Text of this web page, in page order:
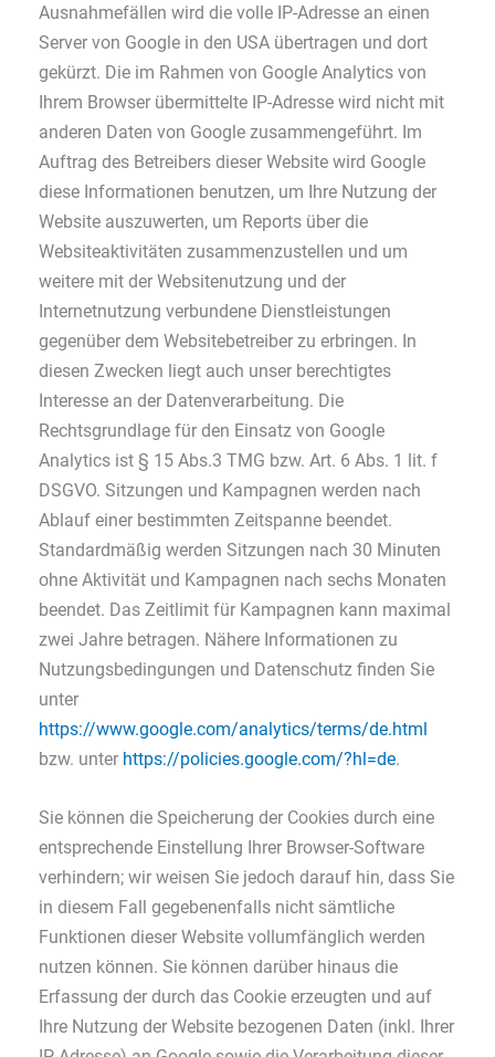
Ausnahmefällen wird die volle IP-Adresse an einen
Server von Google in den USA übertragen und dort
gekürzt. Die im Rahmen von Google Analytics von
Ihrem Browser übermittelte IP-Adresse wird nicht mit
anderen Daten von Google zusammengeführt. Im
Auftrag des Betreibers dieser Website wird Google
diese Informationen benutzen, um Ihre Nutzung der
Website auszuwerten, um Reports über die
Websiteaktivitäten zusammenzustellen und um
weitere mit der Websitenutzung und der
Internetnutzung verbundene Dienstleistungen
gegenüber dem Websitebetreiber zu erbringen. In
diesen Zwecken liegt auch unser berechtigtes
Interesse an der Datenverarbeitung. Die
Rechtsgrundlage für den Einsatz von Google
Analytics ist § 15 Abs.3 TMG bzw. Art. 6 Abs. 1 lit. f
DSGVO. Sitzungen und Kampagnen werden nach
Ablauf einer bestimmten Zeitspanne beendet.
Standardmäßig werden Sitzungen nach 30 Minuten
ohne Aktivität und Kampagnen nach sechs Monaten
beendet. Das Zeitlimit für Kampagnen kann maximal
zwei Jahre betragen. Nähere Informationen zu
Nutzungsbedingungen und Datenschutz finden Sie
unter
https://www.google.com/analytics/terms/de.html
bzw. unter https://policies.google.com/?hl=de.
Sie können die Speicherung der Cookies durch eine
entsprechende Einstellung Ihrer Browser-Software
verhindern; wir weisen Sie jedoch darauf hin, dass Sie
in diesem Fall gegebenenfalls nicht sämtliche
Funktionen dieser Website vollumfänglich werden
nutzen können. Sie können darüber hinaus die
Erfassung der durch das Cookie erzeugten und auf
Ihre Nutzung der Website bezogenen Daten (inkl. Ihrer